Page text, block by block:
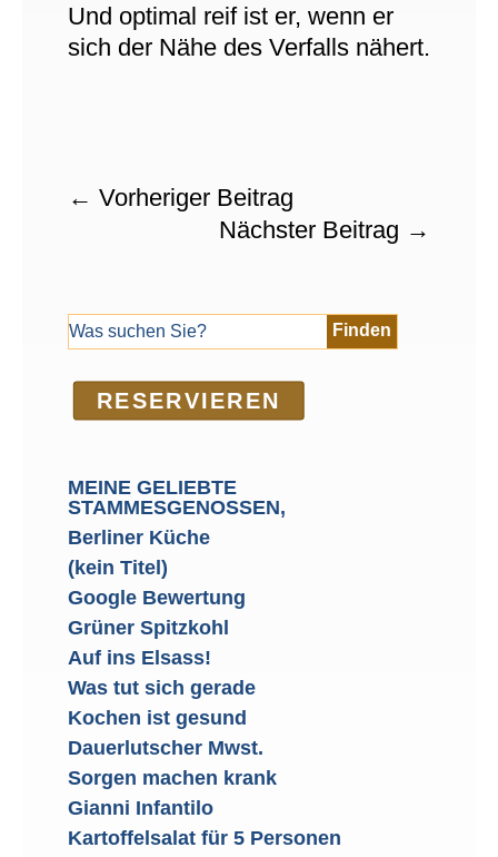
Und optimal reif ist er, wenn er
sich der Nähe des Verfalls nähert.
← Vorheriger Beitrag
Nächster Beitrag →
RE­SER­VIEREN
MEINE GELIEBTE
STAMMESGENOSSEN,
Berliner Küche
(kein Titel)
Google Bewertung
Grüner Spitzkohl
Auf ins Elsass!
Was tut sich gerade
Kochen ist gesund
Dauerlutscher Mwst.
Sorgen machen krank
Gianni Infantilo
Kartoffelsalat für 5 Personen